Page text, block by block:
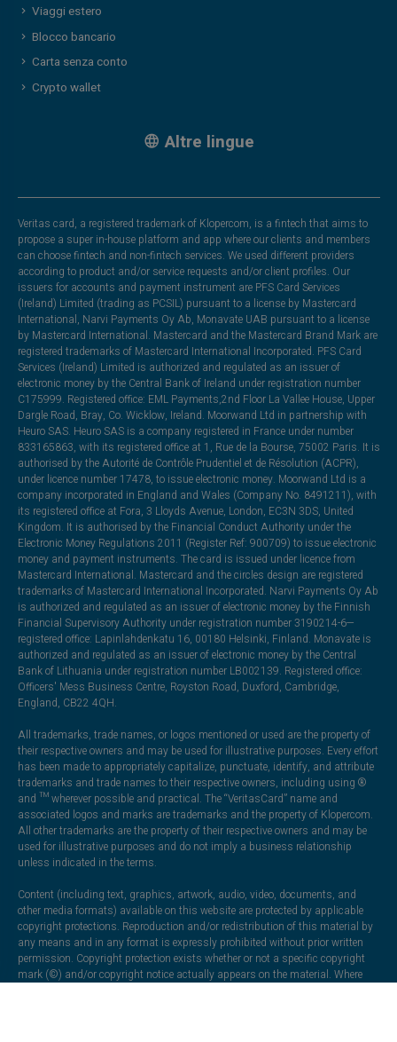
Viaggi estero
Blocco bancario
Carta senza conto
Crypto wallet
Altre lingue
Veritas card, a registered trademark of Klopercom, is a fintech that aims to
propose a super in-house platform and app where our clients and members
can choose fintech and non-fintech services. We used different providers
according to product and/or service requests and/or client profiles. Our
issuers for accounts and payment instrument are PFS Card Services
(Ireland) Limited (trading as PCSIL) pursuant to a license by Mastercard
International, Narvi Payments Oy Ab, Monavate UAB pursuant to a license
by Mastercard International. Mastercard and the Mastercard Brand Mark are
registered trademarks of Mastercard International Incorporated. PFS Card
Services (Ireland) Limited is authorized and regulated as an issuer of
electronic money by the Central Bank of Ireland under registration number
C175999. Registered office: EML Payments,2nd Floor La Vallee House, Upper
Dargle Road, Bray, Co. Wicklow, Ireland. Moorwand Ltd in partnership with
Heuro SAS. Heuro SAS is a company registered in France under number
833165863, with its registered office at 1, Rue de la Bourse, 75002 Paris. It is
authorised by the Autorité de Contrôle Prudentiel et de Résolution (ACPR),
under licence number 17478, to issue electronic money. Moorwand Ltd is a
company incorporated in England and Wales (Company No. 8491211), with
its registered office at Fora, 3 Lloyds Avenue, London, EC3N 3DS, United
Kingdom. It is authorised by the Financial Conduct Authority under the
Electronic Money Regulations 2011 (Register Ref: 900709) to issue electronic
money and payment instruments. The card is issued under licence from
Mastercard International. Mastercard and the circles design are registered
trademarks of Mastercard International Incorporated. Narvi Payments Oy Ab
is authorized and regulated as an issuer of electronic money by the Finnish
Financial Supervisory Authority under registration number 3190214-6—
registered office: Lapinlahdenkatu 16, 00180 Helsinki, Finland. Monavate is
authorized and regulated as an issuer of electronic money by the Central
Bank of Lithuania under registration number LB002139. Registered office:
Officers' Mess Business Centre, Royston Road, Duxford, Cambridge,
England, CB22 4QH.
All trademarks, trade names, or logos mentioned or used are the property of
their respective owners and may be used for illustrative purposes. Every effort
has been made to appropriately capitalize, punctuate, identify, and attribute
trademarks and trade names to their respective owners, including using ®
and ™ wherever possible and practical. The “VeritasCard” name and
associated logos and marks are trademarks and the property of Klopercom.
All other trademarks are the property of their respective owners and may be
used for illustrative purposes and do not imply a business relationship
unless indicated in the terms.
Content (including text, graphics, artwork, audio, video, documents, and
other media formats) available on this website are protected by applicable
copyright protections. Reproduction and/or redistribution of this material by
any means and in any format is expressly prohibited without prior written
permission. Copyright protection exists whether or not a specific copyright
mark (©) and/or copyright notice actually appears on the material. Where